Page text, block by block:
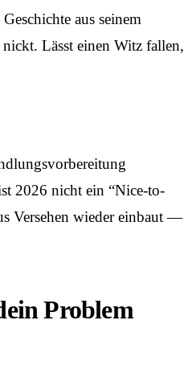
aus seinem
Lässt einen Witz fallen,
2026 nicht ein “Nice-to-
Versehen wieder einbaut —
Problem